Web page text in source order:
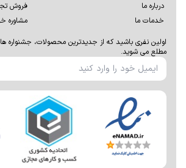
درباره ما
خدمات ما
فروش
مشاوره
اولين نفری باشيد كه از جديدترين محصولات، جشنواره
مطلع می شوید.